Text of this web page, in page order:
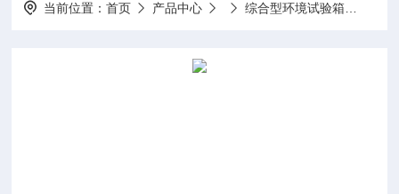
当前位置：首页 产品中心 综合型环境试验箱